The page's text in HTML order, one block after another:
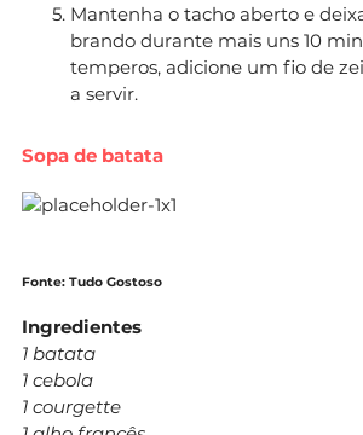
Mantenha o tacho aberto e
brando durante mais uns 10
temperos, adicione um fio de
a servir.
Sopa de batata
Fonte: Tudo Gostoso
Ingredientes
1 batata
1 cebola
1 courgette